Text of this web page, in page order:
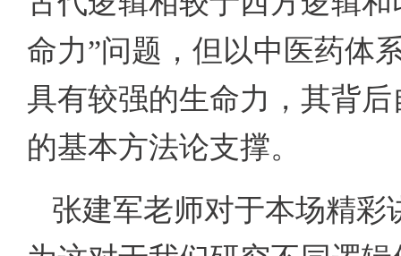
命力”问题，但以中医药体
具有较强的生命力，其背
的基本方法论支撑。
张建军老师对于本场精